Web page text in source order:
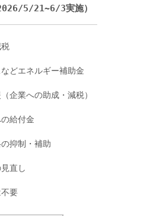
5/21~6/3実施）
どエネルギー補助金
企業への助成・減税）
給付金
抑制・補助
直し
要